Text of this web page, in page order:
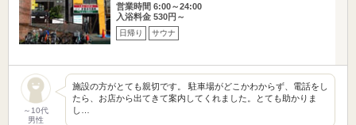
営業時間 6:00～24:00
入浴料金 530円～
日帰り サウナ
～10代
男性
施設の方がとても親切です。 駐車場がどこかわからず、電話をし
たら、お店から出てきて案内してくれました。とても助かりま
し…